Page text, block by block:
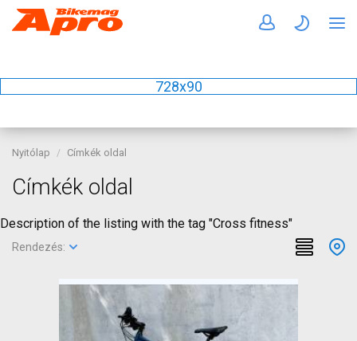
728x90
Nyitólap Címkék oldal
Címkék oldal
Description of the listing with the tag "Cross fitness"
Rendezés: